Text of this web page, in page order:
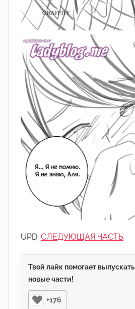
UPD. СЛЕДУЮЩАЯ ЧАСТЬ
Твой лайк помогает выпускать
новые части!
+176